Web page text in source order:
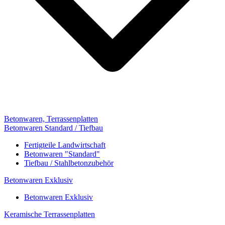
Betonwaren, Terrassenplatten
Betonwaren Standard / Tiefbau
Fertigteile Landwirtschaft
Betonwaren "Standard"
Tiefbau / Stahlbetonzubehör
Betonwaren Exklusiv
Betonwaren Exklusiv
Keramische Terrassenplatten